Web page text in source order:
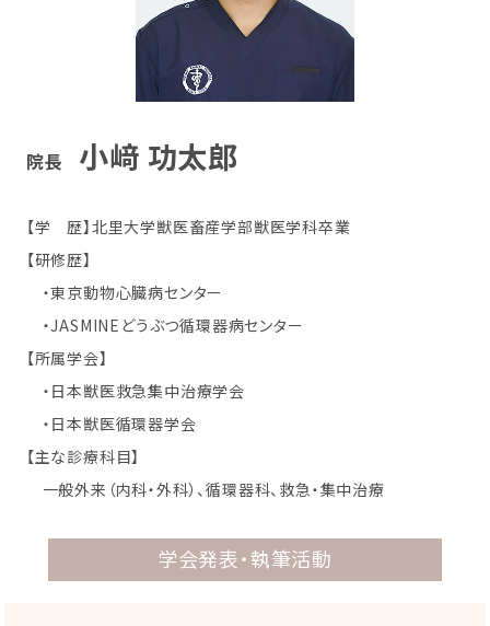
院長 小﨑 功太郎
【学 歴】北里大学獣医畜産学部獣医学科卒業
【研修歴】
・東京動物心臓病センター
・JASMINEどうぶつ循環器病センター
【所属学会】
・日本獣医救急集中治療学会
・日本獣医循環器学会
【主な診療科目】
一般外来（内科・外科）、循環器科、救急・集中治療
学会発表・執筆活動